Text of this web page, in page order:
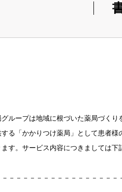
ループは地域に根づいた薬局づくり
る「かかりつけ薬局」として患者様
す。サービス内容につきましては下
－－－－－－－－－－－－－－－－